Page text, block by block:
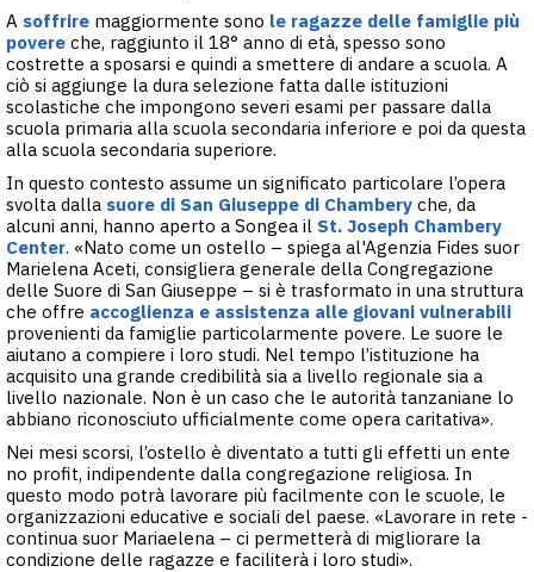
A soffrire maggiormente sono le ragazze delle famiglie più
povere che, raggiunto il 18° anno di età, spesso sono
costrette a sposarsi e quindi a smettere di andare a scuola. A
ciò si aggiunge la dura selezione fatta dalle istituzioni
scolastiche che impongono severi esami per passare dalla
scuola primaria alla scuola secondaria inferiore e poi da questa
alla scuola secondaria superiore.
In questo contesto assume un significato particolare l’opera
svolta dalla suore di San Giuseppe di Chambery che, da
alcuni anni, hanno aperto a Songea il St. Joseph Chambery
Center. «Nato come un ostello – spiega al'Agenzia Fides suor
Marielena Aceti, consigliera generale della Congregazione
delle Suore di San Giuseppe – si è trasformato in una struttura
che offre accoglienza e assistenza alle giovani vulnerabili
provenienti da famiglie particolarmente povere. Le suore le
aiutano a compiere i loro studi. Nel tempo l’istituzione ha
acquisito una grande credibilità sia a livello regionale sia a
livello nazionale. Non è un caso che le autorità tanzaniane lo
abbiano riconosciuto ufficialmente come opera caritativa».
Nei mesi scorsi, l’ostello è diventato a tutti gli effetti un ente
no profit, indipendente dalla congregazione religiosa. In
questo modo potrà lavorare più facilmente con le scuole, le
organizzazioni educative e sociali del paese. «Lavorare in rete -
continua suor Mariaelena – ci permetterà di migliorare la
condizione delle ragazze e faciliterà i loro studi».